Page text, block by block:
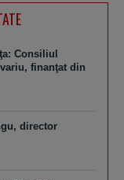
Consiliul
finanţat din
director